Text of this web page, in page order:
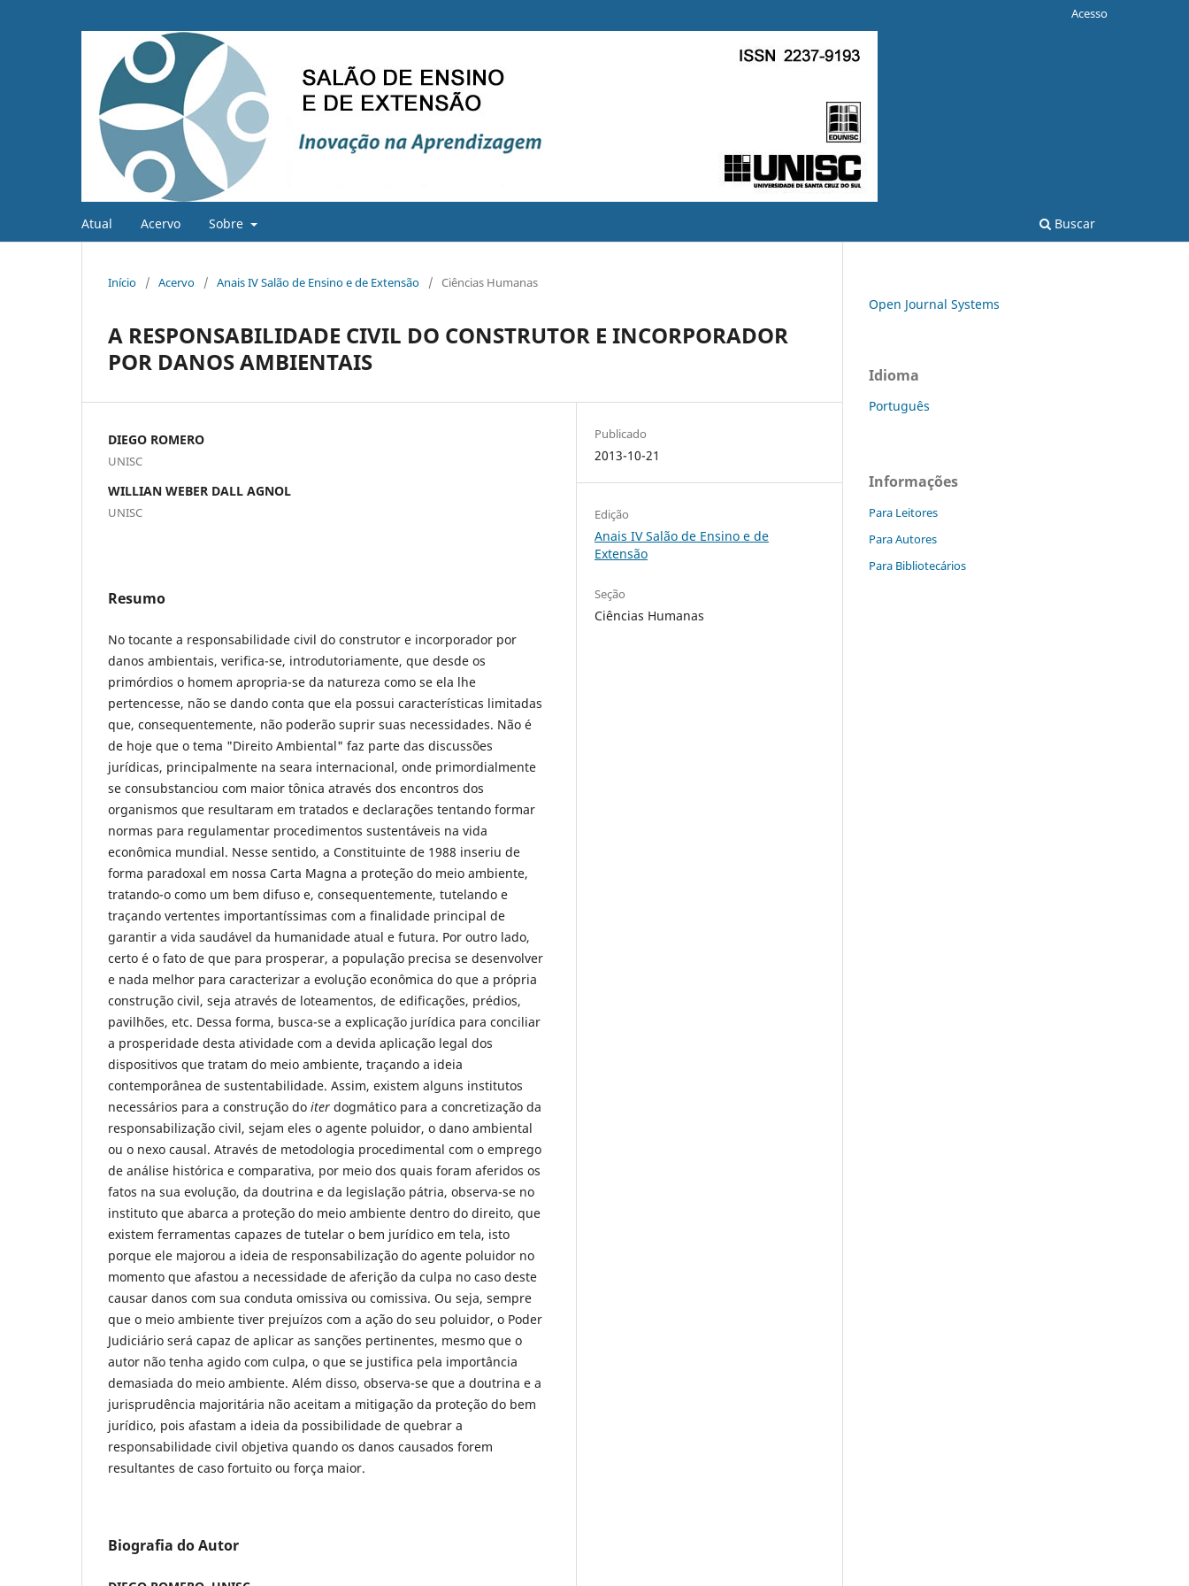
Atual Acervo Sobre Buscar
Acesso
Início / Acervo / Anais IV Salão de Ensino e de Extensão / Ciências Humanas
A RESPONSABILIDADE CIVIL DO CONSTRUTOR E INCORPORADOR
POR DANOS AMBIENTAIS
DIEGO ROMERO
UNISC
WILLIAN WEBER DALL AGNOL
UNISC
Resumo
No tocante a responsabilidade civil do construtor e incorporador por
danos ambientais, verifica-se, introdutoriamente, que desde os
primórdios o homem apropria-se da natureza como se ela lhe
pertencesse, não se dando conta que ela possui características limitadas
que, consequentemente, não poderão suprir suas necessidades. Não é
de hoje que o tema "Direito Ambiental" faz parte das discussões
jurídicas, principalmente na seara internacional, onde primordialmente
se consubstanciou com maior tônica através dos encontros dos
organismos que resultaram em tratados e declarações tentando formar
normas para regulamentar procedimentos sustentáveis na vida
econômica mundial. Nesse sentido, a Constituinte de 1988 inseriu de
forma paradoxal em nossa Carta Magna a proteção do meio ambiente,
tratando-o como um bem difuso e, consequentemente, tutelando e
traçando vertentes importantíssimas com a finalidade principal de
garantir a vida saudável da humanidade atual e futura. Por outro lado,
certo é o fato de que para prosperar, a população precisa se desenvolver
e nada melhor para caracterizar a evolução econômica do que a própria
construção civil, seja através de loteamentos, de edificações, prédios,
pavilhões, etc. Dessa forma, busca-se a explicação jurídica para conciliar
a prosperidade desta atividade com a devida aplicação legal dos
dispositivos que tratam do meio ambiente, traçando a ideia
contemporânea de sustentabilidade. Assim, existem alguns institutos
necessários para a construção do iter dogmático para a concretização da
responsabilização civil, sejam eles o agente poluidor, o dano ambiental
ou o nexo causal. Através de metodologia procedimental com o emprego
de análise histórica e comparativa, por meio dos quais foram aferidos os
fatos na sua evolução, da doutrina e da legislação pátria, observa-se no
instituto que abarca a proteção do meio ambiente dentro do direito, que
existem ferramentas capazes de tutelar o bem jurídico em tela, isto
porque ele majorou a ideia de responsabilização do agente poluidor no
momento que afastou a necessidade de aferição da culpa no caso deste
causar danos com sua conduta omissiva ou comissiva. Ou seja, sempre
que o meio ambiente tiver prejuízos com a ação do seu poluidor, o Poder
Judiciário será capaz de aplicar as sanções pertinentes, mesmo que o
autor não tenha agido com culpa, o que se justifica pela importância
demasiada do meio ambiente. Além disso, observa-se que a doutrina e a
jurisprudência majoritária não aceitam a mitigação da proteção do bem
jurídico, pois afastam a ideia da possibilidade de quebrar a
responsabilidade civil objetiva quando os danos causados forem
resultantes de caso fortuito ou força maior.
Biografia do Autor
Publicado
2013-10-21
Edição
Anais IV Salão de Ensino e de
Extensão
Seção
Ciências Humanas
Open Journal Systems
Idioma
Português
Informações
Para Leitores
Para Autores
Para Bibliotecários